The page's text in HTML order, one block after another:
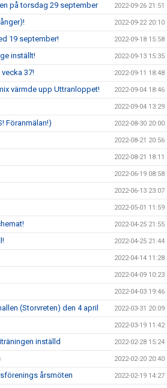
på torsdag 29 september 2022-09-26 21:51
2022-09-22 20:10
19 september! 2022-09-18 15:58
inställt! 2022-09-13 15:35
37! 2022-09-11 18:48
värmde upp Uttranloppet! 2022-09-04 18:46
2022-09-04 13:29
Föranmälan!) 2022-08-30 20:00
2022-08-21 20:56
2022-08-21 18:11
2022-06-19 08:58
2022-06-13 23:07
2022-05-01 11:59
2022-04-25 21:55
2022-04-25 21:44
2022-04-14 11:28
2022-04-09 10:23
2022-04-03 19:46
(Storvreten) den 4 april 2022-03-31 20:09
2022-03-19 11:42
inställd 2022-02-28 15:24
2022-02-20 20:40
årsmöten 2022-02-19 14:27